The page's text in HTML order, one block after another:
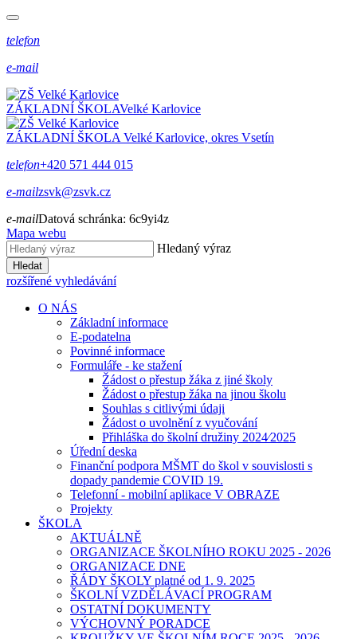
telefon
e-mail
ZÁKLADNÍ ŠKOLAVelké Karlovice
ZÁKLADNÍ ŠKOLA Velké Karlovice, okres Vsetín
telefon+420 571 444 015
e-mailzsvk@zsvk.cz
e-mailDatová schránka: 6c9yi4z
Mapa webu
Hledaný výraz
Hledat
rozšířené vyhledávání
O NÁS
Základní informace
E-podatelna
Povinné informace
Formuláře - ke stažení
Žádost o přestup žáka z jiné školy
Žádost o přestup žáka na jinou školu
Souhlas s citlivými údaji
Žádost o uvolnění z vyučování
Přihláška do školní družiny 2024⁄2025
Úřední deska
Finanční podpora MŠMT do škol v souvislosti s
dopady pandemie COVID 19.
Telefonní - mobilní aplikace V OBRAZE
Projekty
ŠKOLA
AKTUÁLNĚ
ORGANIZACE ŠKOLNÍHO ROKU 2025 - 2026
ORGANIZACE DNE
ŘÁDY ŠKOLY platné od 1. 9. 2025
ŠKOLNÍ VZDĚLÁVACÍ PROGRAM
OSTATNÍ DOKUMENTY
VÝCHOVNÝ PORADCE